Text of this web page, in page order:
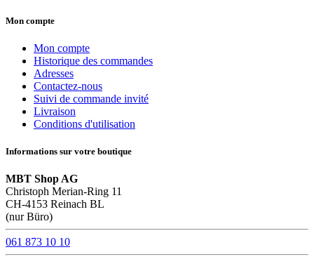
Mon compte
Mon compte
Historique des commandes
Adresses
Contactez-nous
Suivi de commande invité
Livraison
Conditions d'utilisation
Informations sur votre boutique
MBT Shop AG
Christoph Merian-Ring 11
CH-4153 Reinach BL
(nur Büro)
061 873 10 10